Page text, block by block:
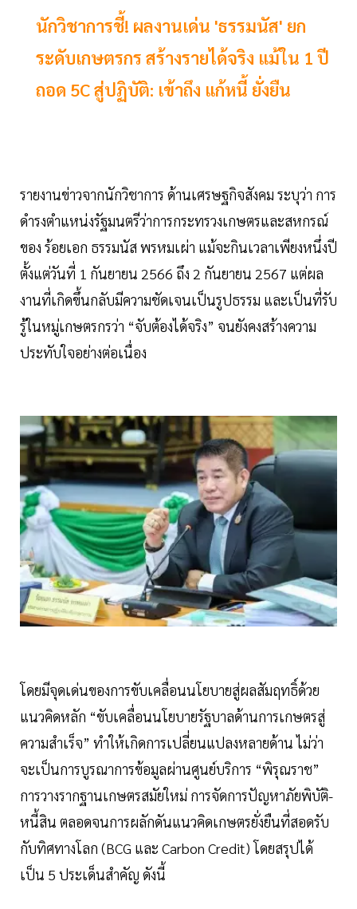
นักวิชาการชี้! ผลงานเด่น 'ธรรมนัส' ยก
ระดับเกษตรกร สร้างรายได้จริง แม้ใน 1 ปี
ถอด 5C สู่ปฏิบัติ: เข้าถึง แก้หนี้ ยั่งยืน
รายงานข่าวจากนักวิชาการ ด้านเศรษฐกิจสังคม ระบุว่า การ
ดำรงตำแหน่งรัฐมนตรีว่าการกระทรวงเกษตรและสหกรณ์
ของ ร้อยเอก ธรรมนัส พรหมเผ่า แม้จะกินเวลาเพียงหนึ่งปี
ตั้งแต่วันที่ 1 กันยายน 2566 ถึง 2 กันยายน 2567 แต่ผล
งานที่เกิดขึ้นกลับมีความชัดเจนเป็นรูปธรรม และเป็นที่รับ
รู้ในหมู่เกษตรกรว่า “จับต้องได้จริง” จนยังคงสร้างความ
ประทับใจอย่างต่อเนื่อง
โดยมีจุดเด่นของการขับเคลื่อนนโยบายสู่ผลสัมฤทธิ์ด้วย
แนวคิดหลัก “ขับเคลื่อนนโยบายรัฐบาลด้านการเกษตรสู่
ความสำเร็จ” ทำให้เกิดการเปลี่ยนแปลงหลายด้าน ไม่ว่า
จะเป็นการบูรณาการข้อมูลผ่านศูนย์บริการ “พิรุณราช”
การวางรากฐานเกษตรสมัยใหม่ การจัดการปัญหาภัยพิบัติ-
หนี้สิน ตลอดจนการผลักดันแนวคิดเกษตรยั่งยืนที่สอดรับ
กับทิศทางโลก (BCG และ Carbon Credit) โดยสรุปได้
เป็น 5 ประเด็นสำคัญ ดังนี้